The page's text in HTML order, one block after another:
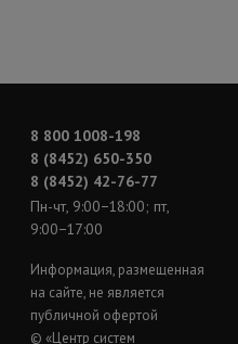
8 800 1008-198
8 (8452) 650-350
8 (8452) 42-76-77
Пн-чт, 9:00−18:00; пт,
9:00−17:00
Информация, размещенная
на сайте, не является
публичной офертой
© «Центр систем